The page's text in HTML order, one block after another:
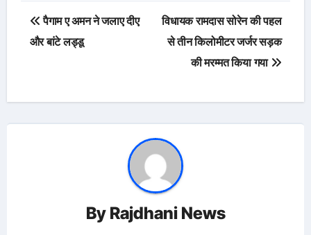
Post
navigation
पैगाम ए अमन ने जलाए दीए
और बांटे लड्डू
विधायक रामदास सोरेन की पहल
से तीन किलोमीटर जर्जर सड़क
की मरम्मत किया गया
By Rajdhani News